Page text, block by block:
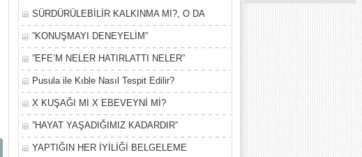
SÜRDÜRÜLEBİLİR KALKINMA MI?, O DA
NEYMİŞ?
”KONUŞMAYI DENEYELİM”
”EFE’M NELER HATIRLATTI NELER”
Pusula ile Kıble Nasıl Tespit Edilir?
X KUŞAĞI MI X EBEVEYNİ Mİ?
”HAYAT YAŞADIĞIMIZ KADARDIR”
YAPTIĞIN HER İYİLİĞİ BELGELEME